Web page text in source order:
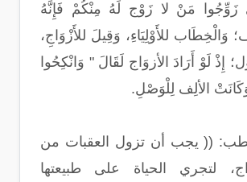
زَوِّجُوا مَنْ لا زَوْج لَهُ مِنْكُمْ فَإِنَّهُ
وَالْخِطَاب للأَوْلِيَاءِ، وَقِيلَ للأَزْوَاجِ،
إِذْ لَوْ أَرَادَ الأزوَاج لَقَالَ " وَانْكِحُوا
الألِف لِلْوَصْلِ.
(( يجب أن تزول العقبات من
لتجري الحياة على طبيعتها